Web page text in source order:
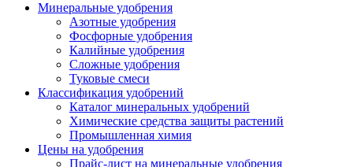
Минеральные удобрения
Азотные удобрения
Фосфорные удобрения
Калийные удобрения
Сложные удобрения
Туковые смеси
Классификация удобрений
Каталог минеральных удобрений
Химические средства защиты растений
Промышленная химия
Цены на удобрения
Прайс-лист на минеральные удобрения